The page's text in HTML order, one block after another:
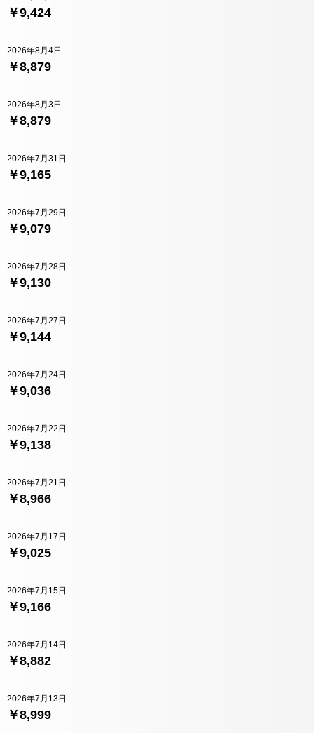
￥9,424
￥8,879
2026年8月4日
￥8,879
2026年8月3日
￥9,165
2026年7月31日
￥9,079
2026年7月29日
￥9,130
2026年7月28日
￥9,144
2026年7月27日
￥9,036
2026年7月24日
￥9,138
2026年7月22日
￥8,966
2026年7月21日
￥9,025
2026年7月17日
￥9,166
2026年7月15日
￥8,882
2026年7月14日
￥8,999
2026年7月13日